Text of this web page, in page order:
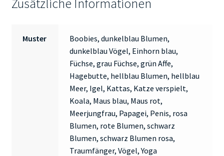
Zusätzliche Informationen
Muster
Boobies, dunkelblau Blumen,
dunkelblau Vögel, Einhorn blau,
Füchse, grau Füchse, grün Affe,
Hagebutte, hellblau Blumen, hellblau
Meer, Igel, Kattas, Katze verspielt,
Koala, Maus blau, Maus rot,
Meerjungfrau, Papagei, Penis, rosa
Blumen, rote Blumen, schwarz
Blumen, schwarz Blumen rosa,
Traumfänger, Vögel, Yoga